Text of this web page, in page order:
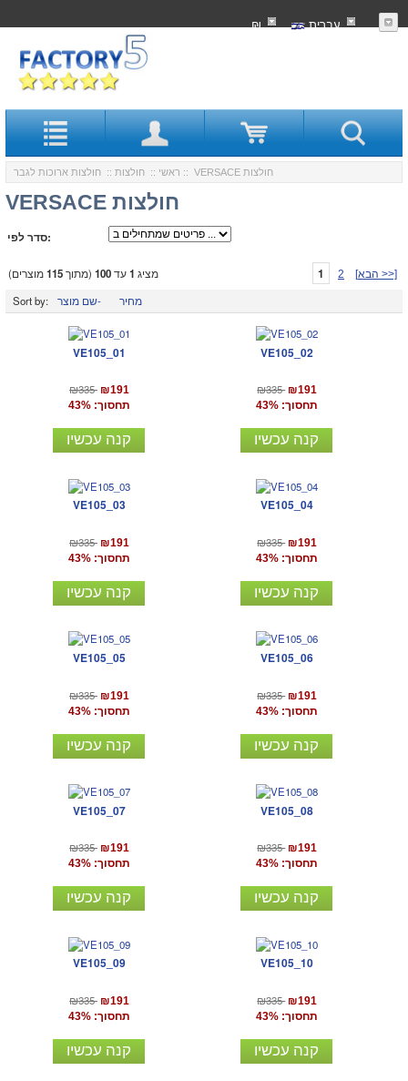
עִברִית ₪
ראשי :: חולצות :: חולצות ארוכות לגבר :: VERSACE חולצות
VERSACE חולצות
סדר לפי:
מציג 1עד100 (מתוך115מוצרים) 1 2 [הבא >>]
Sort by: שם מוצר- מחיר
VE105_01
₪335 ₪191
תחסוך: 43%
קנה עכשיו
VE105_02
₪335 ₪191
תחסוך: 43%
קנה עכשיו
VE105_03
₪335 ₪191
תחסוך: 43%
קנה עכשיו
VE105_04
₪335 ₪191
תחסוך: 43%
קנה עכשיו
VE105_05
₪335 ₪191
תחסוך: 43%
קנה עכשיו
VE105_06
₪335 ₪191
תחסוך: 43%
קנה עכשיו
VE105_07
₪335 ₪191
תחסוך: 43%
קנה עכשיו
VE105_08
₪335 ₪191
תחסוך: 43%
קנה עכשיו
VE105_09
₪335 ₪191
תחסוך: 43%
קנה עכשיו
VE105_10
₪335 ₪191
תחסוך: 43%
קנה עכשיו